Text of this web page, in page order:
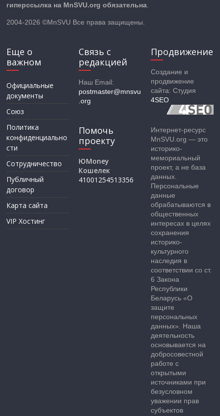
гиперссылка на MnSVU.org обязательна
2004-2026 ©MnSVU Все права защищены.
Еще о
важном
Официальные
документы
Союз
Политика
конфиденциально
сти
Сотрудничество
Публичный
договор
Карта сайта
VIP Хостинг
Связь с
редакцией
Наш Email:
postmaster@mnsvu
.org
Помочь
проекту
ЮMoney
Кошелек
41001254513356
Продвижение
Создание и
продвижение
сайта: Студия
4SEO
Интернет-ресурс
MnSVU.org — это
историко-
мемориальный
проект, а не база
данных.
Персональные
данные
обрабатываются в
общественных
интересах в целях
сохранения
историко-
культурного
наследия в
соответствии со ст.
6 Закона
Республики
Беларусь «О
защите
персональных
данных». Наша
деятельность
основывается на
добросовестной
работе с
открытыми
источниками при
безусловном
уважении прав
субъектов